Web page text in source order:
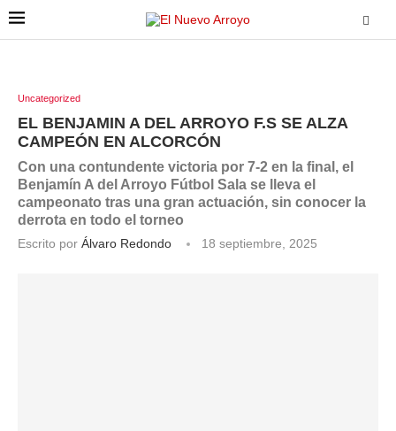
Uncategorized
EL BENJAMIN A DEL ARROYO F.S SE ALZA
CAMPEÓN EN ALCORCÓN
Con una contundente victoria por 7-2 en la final, el
Benjamín A del Arroyo Fútbol Sala se lleva el
campeonato tras una gran actuación, sin conocer la
derrota en todo el torneo
Escrito por Álvaro Redondo 18 septiembre, 2025